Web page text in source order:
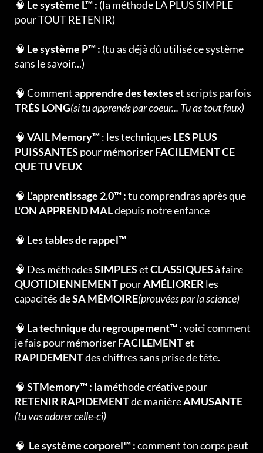
🧠 Le système L™ : (la méthode LA PLUS SIMPLE
pour TOUT RETENIR)
🧠 Le système P™ : (tu as déjà dû utilisé ce système
sans le savoir...)
🧠 Commentapprendre des texteset scripts parfois
TRÈS LONG(si tu apprends par coeur... Tu as tout faux)
🧠 VAIL Memory™: les techniques LES PLUS
PUISSANTES pour mémoriserFACILEMENT CE
QUE TU VEUX
🧠 L'apprentissage 2.0™ :tu comprendras après que
L'ON APPREND MALdepuis notre enfance
🧠 Les tables de rappel™
🧠 Des méthodesSIMPLESetCLASSIQUESà faire
QUOTIDIENNEMENTpourAMÉLIORERles
capacités deSA MÉMOIRE(prouvées par la science)
🧠 La technique du regroupement™ :voici comment
je fais pour mémoriserFACILEMENTet
RAPIDEMENTdes chiffres sans prise de tête.
🧠 STMemory™ : la méthode créative pour
RETENIR RAPIDEMENTde manièreAMUSANTE
(tu vas adorer celle-ci)
🧠 Le système corporel™ :comment ton corps peut